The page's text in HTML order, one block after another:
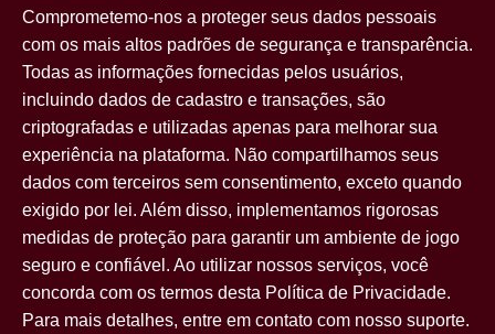
Comprometemo-nos a proteger seus dados pessoais
com os mais altos padrões de segurança e transparência.
Todas as informações fornecidas pelos usuários,
incluindo dados de cadastro e transações, são
criptografadas e utilizadas apenas para melhorar sua
experiência na plataforma. Não compartilhamos seus
dados com terceiros sem consentimento, exceto quando
exigido por lei. Além disso, implementamos rigorosas
medidas de proteção para garantir um ambiente de jogo
seguro e confiável. Ao utilizar nossos serviços, você
concorda com os termos desta Política de Privacidade.
Para mais detalhes, entre em contato com nosso suporte.